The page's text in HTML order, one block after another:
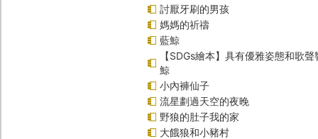
討厭牙刷的男孩
媽媽的祈禱
藍鯨
【SDGs繪本】具有優雅姿態和歌
鯨
小內褲仙子
流星劃過天空的夜晚
野狼的肚子我的家
大餓狼和小豬村